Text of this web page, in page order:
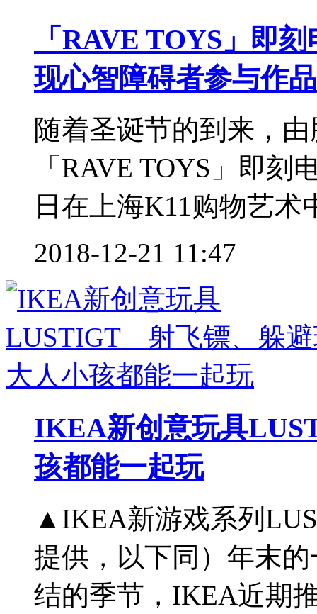
「RAVE TOYS」即
现心智障碍者参与作品
随着圣诞节的到来，
「RAVE TOYS」即
日在上海K11购物艺术
2018-12-21 11:47
IKEA新创意玩具
孩都能一起玩
▲IKEA新游戏系列
提供，以下同）年末
结的季节，IKEA近期